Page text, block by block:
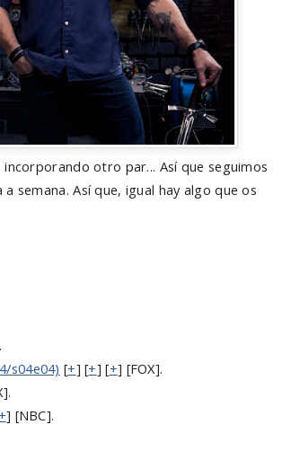
otro par... Así que seguimos
semana. Así que, igual hay algo que os
s04e04) [+] [+] [+] [FOX].
] [NBC].